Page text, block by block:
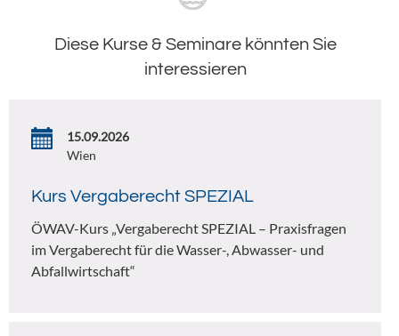
Diese Kurse & Seminare könnten Sie
interessieren
15.09.2026
Wien
Kurs Vergaberecht SPEZIAL
ÖWAV-Kurs „Vergaberecht SPEZIAL – Praxisfragen
im Vergaberecht für die Wasser-, Abwasser- und
Abfallwirtschaft“